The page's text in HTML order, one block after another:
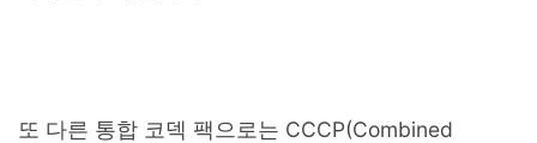
또 다른 통합 코덱 팩으로는 CCCP(Combined